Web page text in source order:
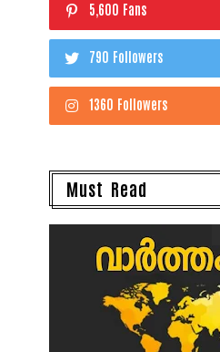
5,600 Fans
790 Followers
1360 Followers
Must Read